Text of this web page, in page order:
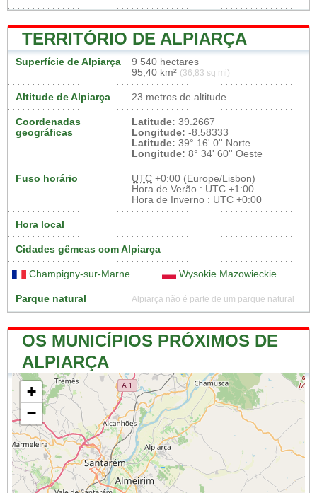
TERRITÓRIO DE ALPIARÇA
Superfície de Alpiarça
9 540 hectares
95,40 km² (36,83 sq mi)
Altitude de Alpiarça 23 metros de altitude
Coordenadas
geográficas
Latitude: 39.2667
Longitude: -8.58333
Latitude: 39° 16' 0'' Norte
Longitude: 8° 34' 60'' Oeste
Fuso horário UTC +0:00 (Europe/Lisbon)
Hora de Verão : UTC +1:00
Hora de Inverno : UTC +0:00
Hora local
Cidades gêmeas com Alpiarça
Champigny-sur-Marne Wysokie Mazowieckie
Parque natural Alpiarça não é parte de um parque natural
OS MUNICÍPIOS PRÓXIMOS DE
ALPIARÇA
+
−